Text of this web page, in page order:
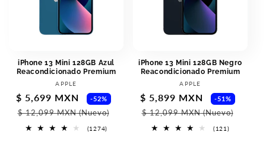
iPhone 13 Mini 128GB Azul
Reacondicionado Premium
Vendor:
APPLE
Sale
price
$ 5,699 MXN -52%
Regular
$ 12,099 MXN(Nuevo)
(1274)1274
iPhone 13 Mini 128GB Negro
Reacondicionado Premium
Vendor:
APPLE
Sale
price
$ 5,899 MXN -51%
$ 12,099 MXN(Nuevo)
(121)121